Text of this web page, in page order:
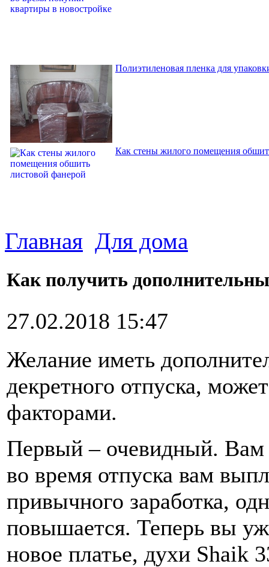
Полиэтиленовая пленка для
Как стены жилого помещения
Главная Для дома
Как получить
27.02.2018 15:47
Желание иметь
декретного отпуска,
факторами.
Первый – очевидный. Вам
во время отпуска вам
привычного заработка,
повышается. Теперь вы
новое платье, духи Shaik